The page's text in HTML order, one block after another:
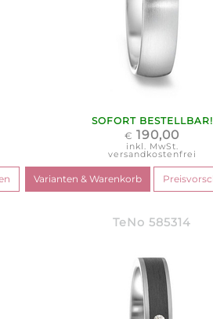
SOFORT BESTELLBAR!
€ 190,00
inkl. MwSt.
versandkostenfrei
TeNo 585314